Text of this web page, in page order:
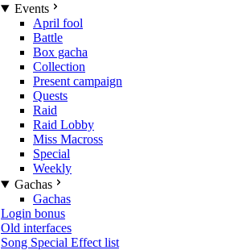
Events
April fool
Battle
Box gacha
Collection
Present campaign
Quests
Raid
Raid Lobby
Miss Macross
Special
Weekly
Gachas
Gachas
Login bonus
Old interfaces
Song Special Effect list